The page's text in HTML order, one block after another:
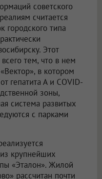
советского
считается
городского типа
Этот
тем, что в нем
в котором
гепатита А и COVID-
зоны,
система развитых
с парками
крупнейших
«Эталон». Жилой
рассчитан почти